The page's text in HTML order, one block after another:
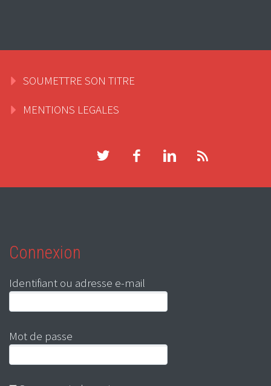
SOUMETTRE SON TITRE
MENTIONS LEGALES
Connexion
Identifiant ou adresse e-mail
Mot de passe